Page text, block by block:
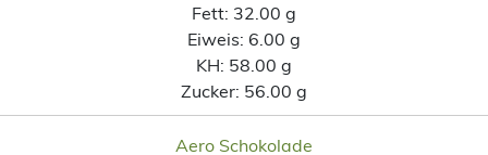
Fett: 32.00 g
Eiweis: 6.00 g
KH: 58.00 g
Zucker: 56.00 g
Aero Schokolade